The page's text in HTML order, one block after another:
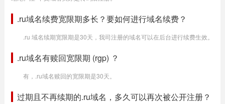
.ru域名续费宽限期多长？要如何进行域名续费？
.ru 域名续期宽限期是30天，我司注册的域名可以在后台进行续费生效。
.ru域名有赎回宽限期 (rgp) ？
有，.ru域名赎回的宽限期是30天。
过期且不再续期的.ru域名，多久可以再次被公开注册？